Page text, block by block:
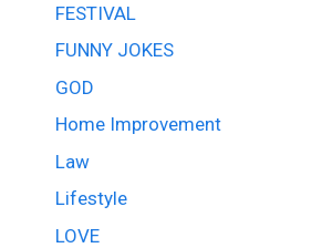
FESTIVAL
FUNNY JOKES
GOD
Home Improvement
Law
Lifestyle
LOVE